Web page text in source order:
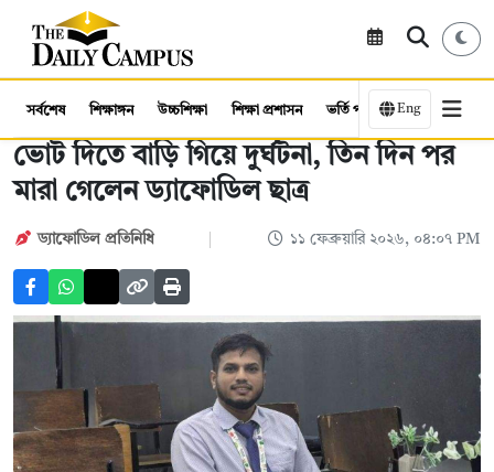
সর্বশেষ শিক্ষাঙ্গন উচ্চশিক্ষা শিক্ষা প্রশাসন ভর্তি পরীক্ষা কর্মসংস্থান
Eng
ভোট দিতে বাড়ি গিয়ে দুর্ঘটনা, তিন দিন পর
মারা গেলেন ড্যাফোডিল ছাত্র
ড্যাফোডিল প্রতিনিধি ১১ ফেব্রুয়ারি ২০২৬, ০৪:০৭ PM